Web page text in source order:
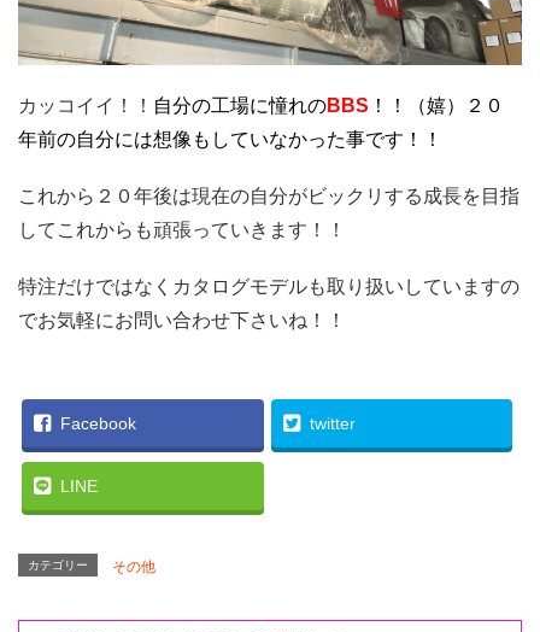
カッコイイ！！ 自分の工場に憧れのBBS ！！（嬉）２０
年前の自分には想像もしていなかった事です！！
これから２０年後は現在の自分がビックリする成長を目指
してこれからも頑張っていきます！！
特注だけではなくカタログモデルも取り扱いしていますの
でお気軽にお問い合わせ下さいね！！
Facebook twitter
LINE
カテゴリー その他